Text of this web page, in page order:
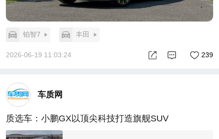
铂智7 丰田
2026-06-19 11:03:24 239
车质网
质选车：小鹏GX以顶尖科技打造旗舰SUV